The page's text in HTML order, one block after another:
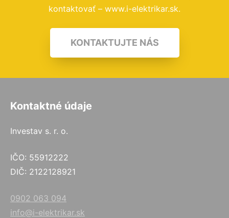
kontaktovať – www.i-elektrikar.sk.
KONTAKTUJTE NÁS
Kontaktné údaje
Investav s. r. o.
IČO: 55912222
DIČ: 2122128921
0902 063 094
info@i-elektrikar.sk